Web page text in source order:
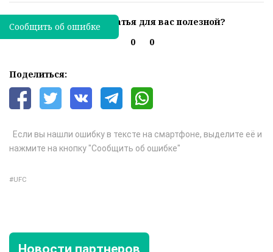
Была ли эта статья для вас полезной?
0
0
Поделиться:
Если вы нашли ошибку в тексте на смартфоне, выделите её и
нажмите на кнопку "Сообщить об ошибке"
UFC
Сообщить об ошибке